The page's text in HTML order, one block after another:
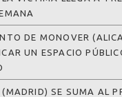
DE MONOVER
UN ESPACIO
SE SUMA AL